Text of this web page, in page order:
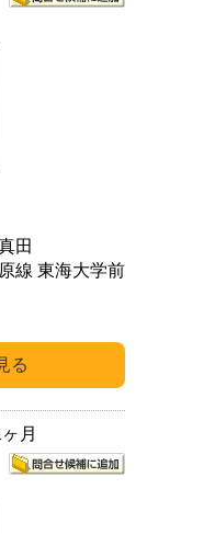
田
線 東海大学前
月